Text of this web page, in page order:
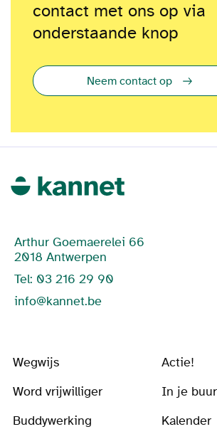
contact met ons op via
onderstaande knop
Neem contact op
Arthur Goemaerelei 66
2018 Antwerpen
Tel: 03 216 29 90
info@kannet.be
Wegwijs
Actie!
Word vrijwilliger
In je
Buddywerking
Kalender